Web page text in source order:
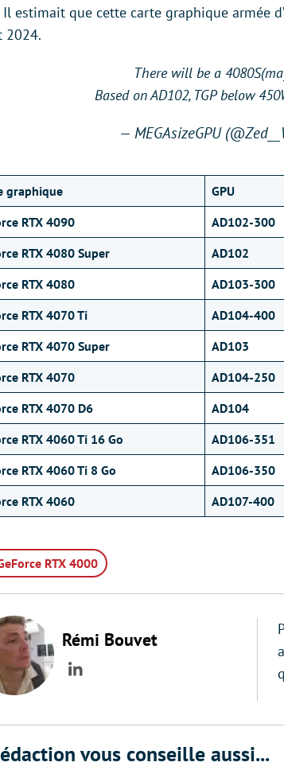
Il estimait que cette carte graphique armée
2024.
There will be a
Based on AD102, TGP below
— MEGAsizeGPU
graphique GPU
RTX 4090
AD102-300
RTX 4080 Super
AD102
RTX 4080
AD103-300
RTX 4070 Ti
AD104-400
RTX 4070 Super
AD103
RTX 4070
AD104-250
RTX 4070 D6
AD104
RTX 4060 Ti 16 Go
AD106-351
RTX 4060 Ti 8 Go
AD106-350
RTX 4060
AD107-400
RTX 4000
Rémi Bouvet
LinkedIn
vous conseille aussi...